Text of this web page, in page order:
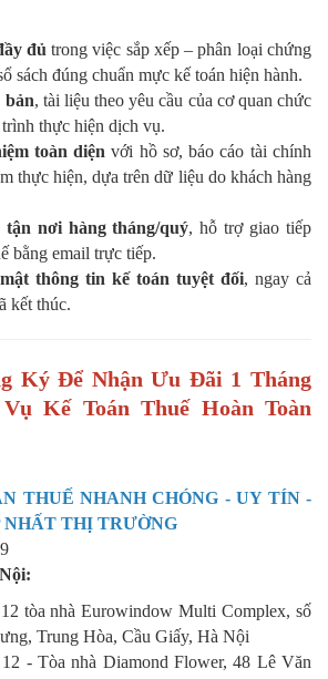
đủ trong việc sắp xếp – phân loại chứng
sách đúng chuẩn mực kế toán hiện hành.
bản, tài liệu theo yêu cầu của cơ quan chức
thực hiện dịch vụ.
toàn diện với hồ sơ, báo cáo tài chính
thực hiện, dựa trên dữ liệu do khách hàng
nơi hàng tháng/quý, hỗ trợ giao tiếp
bằng email trực tiếp.
thông tin kế toán tuyệt đối, ngay cả
kết thúc.
Ký Để Nhận Ưu Đãi 1 Tháng
Kế Toán Thuế Hoàn Toàn
THUẾ NHANH CHÓNG - UY TÍN -
NHẤT THỊ TRƯỜNG
tòa nhà Eurowindow Multi Complex, số
Trung Hòa, Cầu Giấy, Hà Nội
- Tòa nhà Diamond Flower, 48 Lê Văn